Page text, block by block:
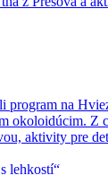
na
okoloidúcim. Z
aktivity pre